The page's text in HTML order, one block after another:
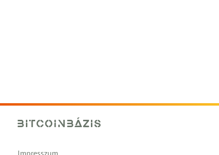
Impresszum